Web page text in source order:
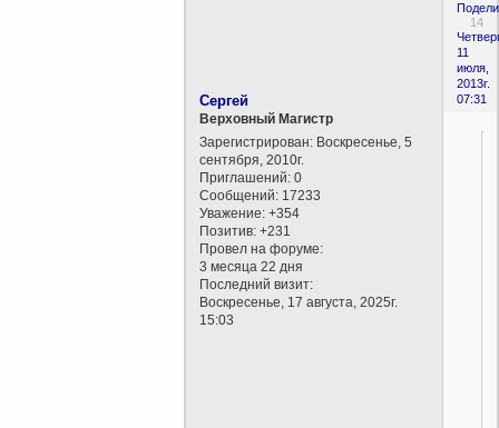
14
11
июля,
2013г.
07:31
Сергей
Верховный Магистр
Зарегистрирован: Воскресенье, 5
сентября, 2010г.
Приглашений: 0
Сообщений: 17233
Уважение: +354
Позитив: +231
Провел на форуме:
3 месяца 22 дня
Последний визит:
Воскресенье, 17 августа, 2025г.
15:03